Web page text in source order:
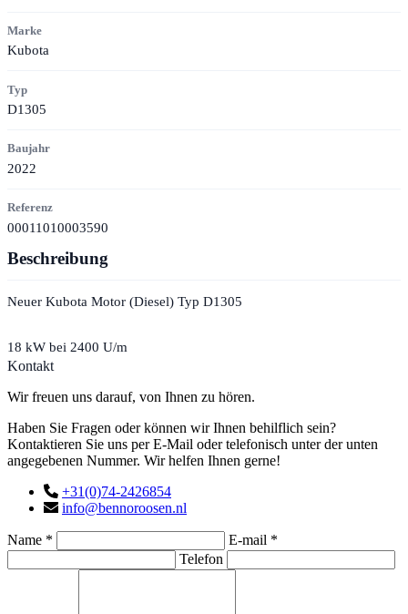
Marke
Kubota
Typ
D1305
Baujahr
2022
Referenz
00011010003590
Beschreibung
Neuer Kubota Motor (Diesel) Typ D1305
18 kW bei 2400 U/m
Kontakt
Wir freuen uns darauf, von Ihnen zu hören.
Haben Sie Fragen oder können wir Ihnen behilflich sein?
Kontaktieren Sie uns per E-Mail oder telefonisch unter der unten
angegebenen Nummer. Wir helfen Ihnen gerne!
+31(0)74-2426854
info@bennoroosen.nl
Name *
E-mail *
Telefon